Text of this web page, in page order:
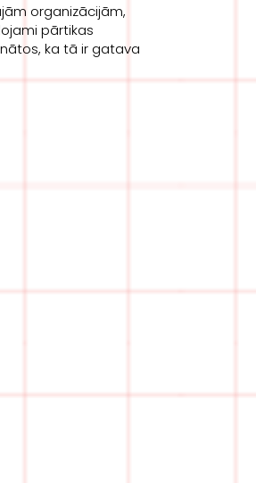
organizācijām,
pārtikas
ka tā ir gatava